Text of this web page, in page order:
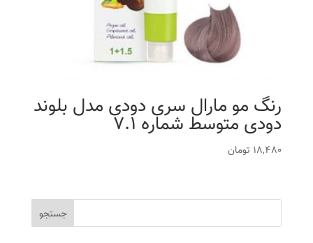
رنگ مو مارال سری دودی مدل بلوند
دودی متوسط شماره 7.1
18,480 تومان